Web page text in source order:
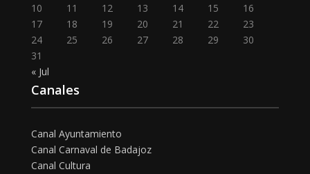
10
11 12 13 14 15
16
17
18 19 20 21 22
23
24
25 26 27 28 29
30
31
« Jul
Canales
Canal Ayuntamiento
Canal Carnaval de Badajoz
Canal Cultura